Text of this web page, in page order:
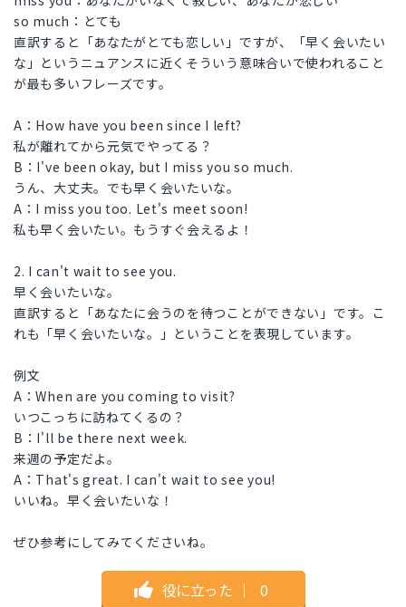
so much：とても
直訳すると「あなたがとても恋しい」ですが、「早く会いたい
な」というニュアンスに近くそういう意味合いで使われること
が最も多いフレーズです。
A：How have you been since I left?
私が離れてから元気でやってる？
B：I've been okay, but I miss you so much.
うん、大丈夫。でも早く会いたいな。
A：I miss you too. Let's meet soon!
私も早く会いたい。もうすぐ会えるよ！
2. I can't wait to see you.
早く会いたいな。
直訳すると「あなたに会うのを待つことができない」です。こ
れも「早く会いたいな。」ということを表現しています。
例文
A：When are you coming to visit?
いつこっちに訪ねてくるの？
B：I'll be there next week.
来週の予定だよ。
A：That's great. I can't wait to see you!
いいね。早く会いたいな！
ぜひ参考にしてみてくださいね。
役に立った ｜ 0